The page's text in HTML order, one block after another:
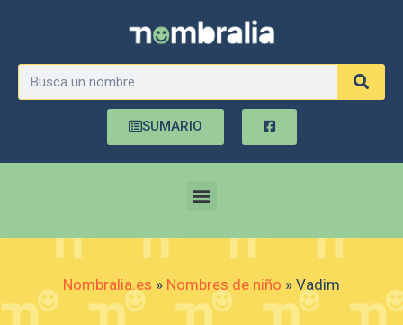
SUMARIO
Nombralia.es » Nombres de niño » Vadim